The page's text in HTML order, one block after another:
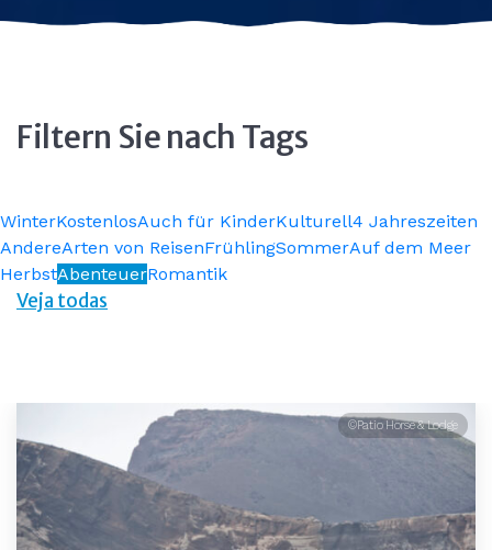
Filtern Sie nach Tags
WinterKostenlosAuch für KinderKulturell4 Jahreszeiten
AndereArten von ReisenFrühlingSommerAuf dem Meer
HerbstAbenteuerRomantik
Veja todas
©Patio Horse & Lodge